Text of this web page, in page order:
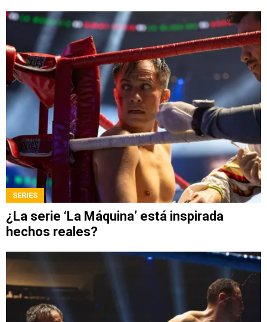
SERIES
¿La serie ‘La Máquina’ está inspirada
hechos reales?